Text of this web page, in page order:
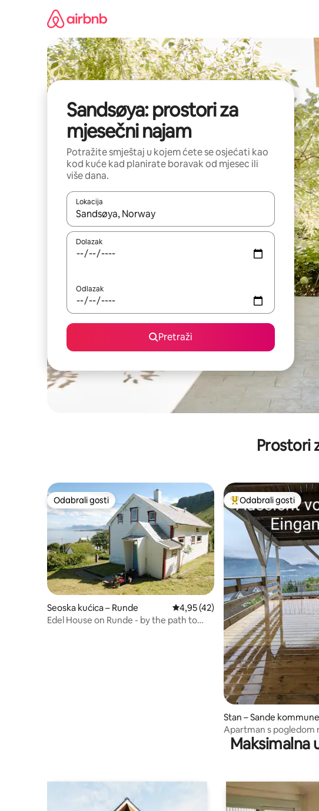
Sandsøya: prostori za
mjesečni najam
Potražite smještaj u kojem ćete se osjećati kao
kod kuće kad planirate boravak od mjesec ili
više dana.
Lokacija
Kada budu dostupni rezultati, moći ćete ih pregledati koristeći
Dolazak
Odlazak
Pretraži
Prostori
Odabrali gosti
Odabrali gosti
Seoska kućica – Runde Prosječna ocjena: 4,95/5, recenzija:
4,95 (42)
Edel House on Runde - by the path to
Među najviše
Odabrali gosti
Stan – Sande kommune
Apartman s pogledom
Maksimalna